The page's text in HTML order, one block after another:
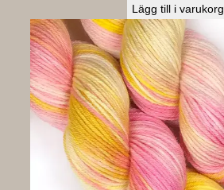
Lägg till i varukorg